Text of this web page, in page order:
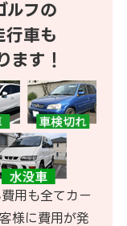
ルフの
行車も
ます！
用も全てカー
様に費用が発